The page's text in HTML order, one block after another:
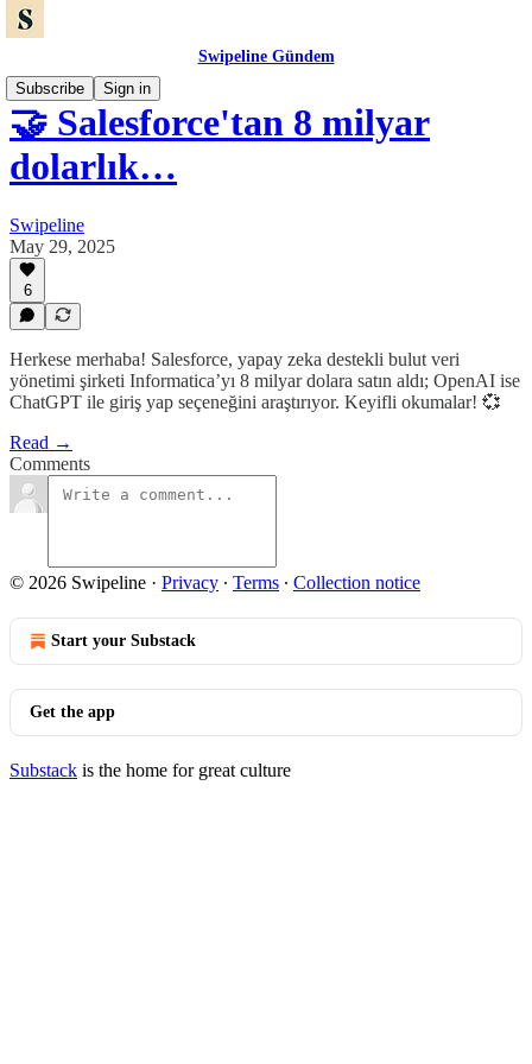
Swipeline Gündem
Subscribe
Sign in
🤝 Salesforce'tan 8 milyar
dolarlık…
Swipeline
May 29, 2025
6
Herkese merhaba! Salesforce, yapay zeka destekli bulut veri
yönetimi şirketi Informatica’yı 8 milyar dolara satın aldı; OpenAI ise
ChatGPT ile giriş yap seçeneğini araştırıyor. Keyifli okumalar! 💞
Read →
Comments
© 2026 Swipeline · Privacy ∙ Terms ∙ Collection notice
Start your Substack
Get the app
Substack is the home for great culture